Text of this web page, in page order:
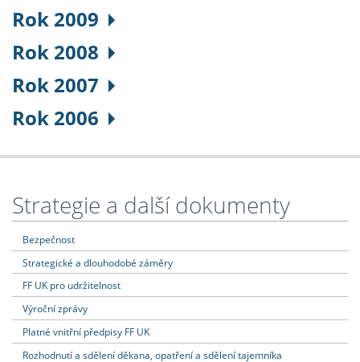
Rok 2009
Rok 2008
Rok 2007
Rok 2006
Strategie a další dokumenty
Bezpečnost
Strategické a dlouhodobé záměry
FF UK pro udržitelnost
Výroční zprávy
Platné vnitřní předpisy FF UK
Rozhodnutí a sdělení děkana, opatření a sdělení tajemníka